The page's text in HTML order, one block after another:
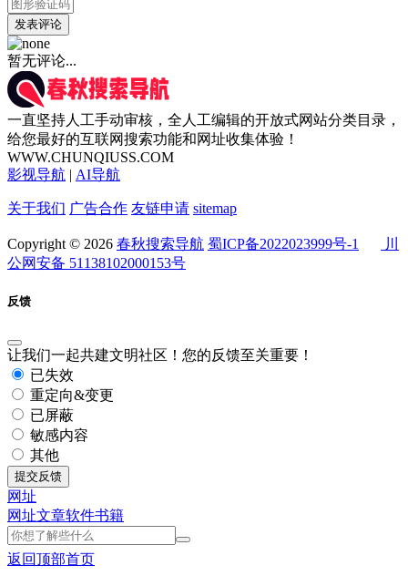
发表评论
暂无评论...
一直坚持人工手动审核，全人工编辑的开放式网站分类目录，
给您最好的互联网搜索功能和网址收集体验！
WWW.CHUNQIUSS.COM
影视导航 | AI导航
关于我们 广告合作 友链申请 sitemap
Copyright © 2026 春秋搜索导航 蜀ICP备2022023999号-1
川
公网安备 51138102000153号
反馈
让我们一起共建文明社区！您的反馈至关重要！
已失效
重定向&变更
已屏蔽
敏感内容
其他
提交反馈
网址
网址文章软件书籍
返回顶部首页